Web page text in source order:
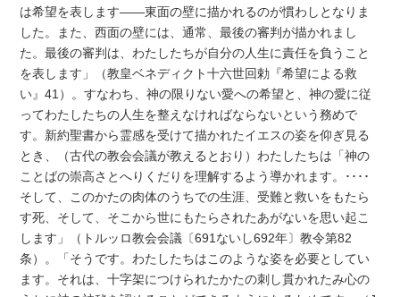
は希望を表します――東面の壁に描かれるのが慣わしとなりま
した。また、西面の壁には、通常、最後の審判が描かれまし
た。最後の審判は、わたしたちが自分の人生に責任を負うこと
を表します」（教皇ベネディクト十六世回勅『希望による救
い』41）。すなわち、神の限りない愛への希望と、神の愛に従
ってわたしたちの人生を整えなければならないという務めで
す。新約聖書から霊感を受けて描かれたイエスの姿を仰ぎ見る
とき、（古代の教会会議が教えるとおり）わたしたちは「神の
ことばの崇高さとへりくだりを理解するよう導かれます。････
そして、このかたの肉体のうちでの生涯、受難と救いをもたら
す死、そして、そこから世にもたらされたあがないを思い起こ
します」（トルッロ教会会議〔691ないし692年〕教令第82
条）。「そうです。わたしたちはこのような姿を必要としてい
ます。それは、十字架につけられたかたの刺し貫かれたみ心の